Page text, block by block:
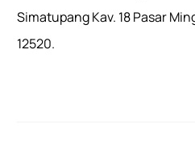
Simatupang Kav. 18 Pasar
12520.